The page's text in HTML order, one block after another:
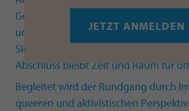
Geschlechterrollen, brechen mit
und ermöglichen auf diese Weise
Sichtweisen auf eine moderne
Abschluss bleibt Zeit und Raum für
Begleitet wird der Rundgang durch
queeren und aktivistischen
JETZT ANMELDEN